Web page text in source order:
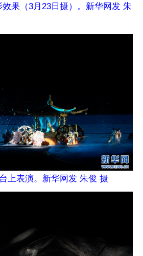
果（3月23日摄）。新华网发 朱
上表演。新华网发 朱俊 摄